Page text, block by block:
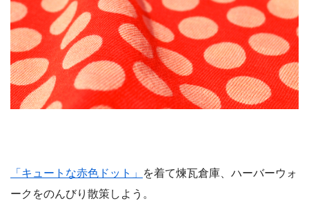
「キュートな赤色ドット」
を着て煉瓦倉庫、ハーバーウォ
ークをのんびり散策しよう。